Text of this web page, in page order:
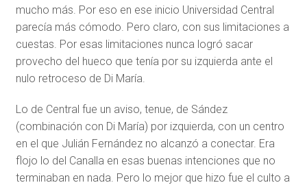
mucho más. Por eso en ese inicio Universidad Central
parecía más cómodo. Pero claro, con sus limitaciones a
cuestas. Por esas limitaciones nunca logró sacar
provecho del hueco que tenía por su izquierda ante el
nulo retroceso de Di María.
Lo de Central fue un aviso, tenue, de Sández
(combinación con Di María) por izquierda, con un centro
en el que Julián Fernández no alcanzó a conectar. Era
flojo lo del Canalla en esas buenas intenciones que no
terminaban en nada. Pero lo mejor que hizo fue el culto a